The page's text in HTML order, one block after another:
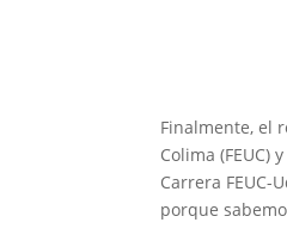
Finalmente, el
Colima
Carrera FEUC-
porque